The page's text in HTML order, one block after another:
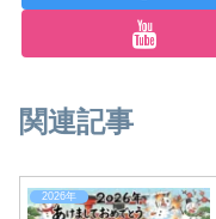
関連記事
2026年